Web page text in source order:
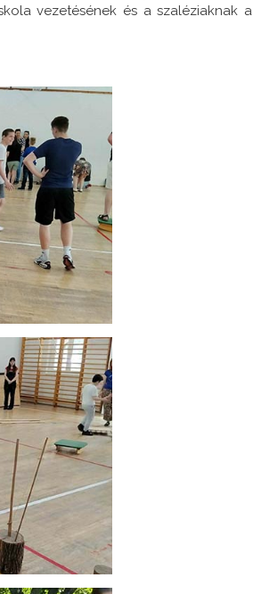
vezetésének és a szaléziaknak a